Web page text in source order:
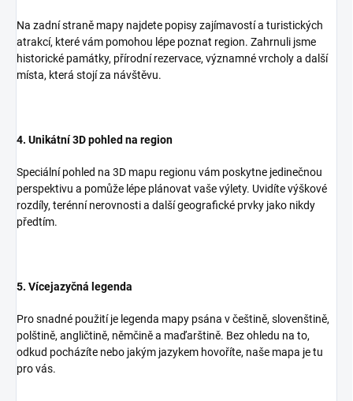
Na zadní straně mapy najdete popisy zajímavostí a turistických
atrakcí, které vám pomohou lépe poznat region. Zahrnuli jsme
historické památky, přírodní rezervace, významné vrcholy a další
místa, která stojí za návštěvu.
4. Unikátní 3D pohled na region
Speciální pohled na 3D mapu regionu vám poskytne jedinečnou
perspektivu a pomůže lépe plánovat vaše výlety. Uvidíte výškové
rozdíly, terénní nerovnosti a další geografické prvky jako nikdy
předtím.
5. Vícejazyčná legenda
Pro snadné použití je legenda mapy psána v češtině, slovenštině,
polštině, angličtině, němčině a maďarštině. Bez ohledu na to,
odkud pocházíte nebo jakým jazykem hovoříte, naše mapa je tu
pro vás.